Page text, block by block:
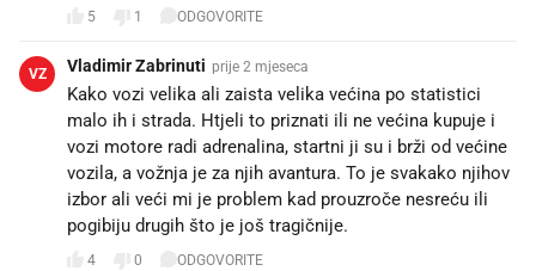
5 1 ODGOVORITE
VZ Vladimir Zabrinuti prije 2 mjeseca
Kako vozi velika ali zaista velika većina po statistici
malo ih i strada. Htjeli to priznati ili ne većina kupuje i
vozi motore radi adrenalina, startni ji su i brži od većine
vozila, a vožnja je za njih avantura. To je svakako njihov
izbor ali veći mi je problem kad prouzroče nesreću ili
pogibiju drugih što je još tragičnije.
4 0 ODGOVORITE